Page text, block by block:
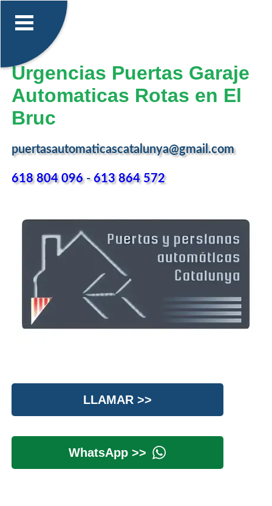
Urgencias Puertas Garaje
Automaticas Rotas en El
Bruc
puertasautomaticascatalunya@gmail.com
618 804 096-613 864 572
LLAMAR >>
WhatsApp >>